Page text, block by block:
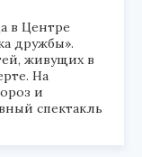
в Центре
дружбы».
живущих в
На
и
спектакль